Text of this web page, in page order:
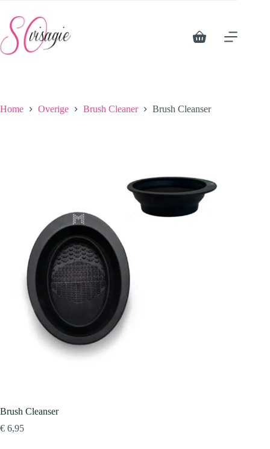
naar
inhoud
Winkelwagen
Home Overige Brush Cleaner Brush Cleanser
Brush Cleanser
€ 6,95